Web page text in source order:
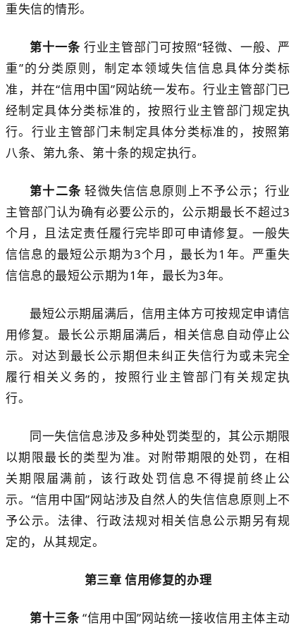
重失信的情形。
第十一条 行业主管部门可按照“轻微、一般、严
重”的分类原则，制定本领域失信信息具体分类标
准，并在“信用中国”网站统一发布。行业主管部门已
经制定具体分类标准的，按照行业主管部门规定执
行。行业主管部门未制定具体分类标准的，按照第
八条、第九条、第十条的规定执行。
第十二条轻微失信信息原则上不予公示；行业
主管部门认为确有必要公示的，公示期最长不超过3
个月，且法定责任履行完毕即可申请修复。一般失
信信息的最短公示期为3个月，最长为1 年。严重失
信信息的最短公示期为1年，最长为3年。
最短公示期届满后，信用主体方可按规定申请信
用修复。最长公示期届满后，相关信息自动停止公
示。对达到最长公示期但未纠正失信行为或未完全
履行相关义务的，按照行业主管部门有关规定执
行。
同一失信信息涉及多种处罚类型的，其公示期限
以期限最长的类型为准。 对附带期限的处罚 ，在相
关期限届满前，该行政处罚信息 不得提前终止公
示。 “信用中国”网站涉及自然人的失信信息原则上不
予公示。 法律、行政法规对相关信息公示期另有规
定的，从其规定。
第三章 信用修复的办理
第十三条“信用中国”网站统一接收信用主体主动